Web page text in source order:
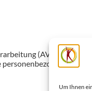
Um Ihnen
(AVV) zur